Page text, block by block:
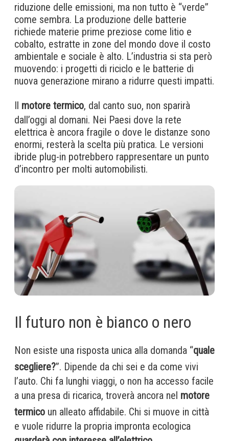
riduzione delle emissioni, ma non tutto è “verde”
come sembra. La produzione delle batterie
richiede materie prime preziose come litio e
cobalto, estratte in zone del mondo dove il costo
ambientale e sociale è alto. L’industria si sta però
muovendo: i progetti di riciclo e le batterie di
nuova generazione mirano a ridurre questi impatti.
Il motore termico, dal canto suo, non sparirà
dall’oggi al domani. Nei Paesi dove la rete
elettrica è ancora fragile o dove le distanze sono
enormi, resterà la scelta più pratica. Le versioni
ibride plug-in potrebbero rappresentare un punto
d’incontro per molti automobilisti.
Il futuro non è bianco o nero
Non esiste una risposta unica alla domanda “quale
scegliere?”. Dipende da chi sei e da come vivi
l’auto. Chi fa lunghi viaggi, o non ha accesso facile
a una presa di ricarica, troverà ancora nel motore
termico un alleato affidabile. Chi si muove in città
e vuole ridurre la propria impronta ecologica